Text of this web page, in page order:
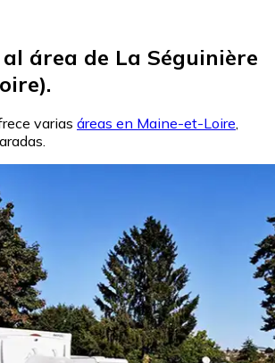
área de La Séguinière
varias áreas en Maine-et-Loire,